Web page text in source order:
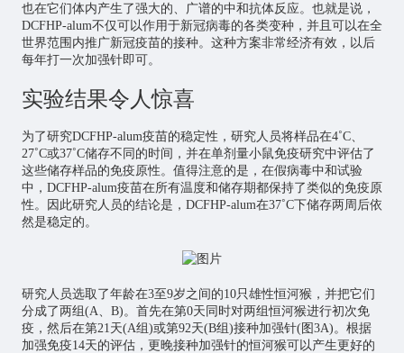
也在它们体内产生了强大的、广谱的中和抗体反应。也就是说，
DCFHP-alum不仅可以作用于新冠病毒的各类变种，并且可以在全
世界范围内推广新冠疫苗的接种。这种方案非常经济有效，以后
每年打一次加强针即可。
实验结果令人惊喜
为了研究DCFHP-alum疫苗的稳定性，研究人员将样品在4˚C、
27˚C或37˚C储存不同的时间，并在单剂量小鼠免疫研究中评估了
这些储存样品的免疫原性。值得注意的是，在假病毒中和试验
中，DCFHP-alum疫苗在所有温度和储存期都保持了类似的免疫原
性。因此研究人员的结论是，DCFHP-alum在37˚C下储存两周后依
然是稳定的。
研究人员选取了年龄在3至9岁之间的10只雄性恒河猴，并把它们
分成了两组(A、B)。首先在第0天同时对两组恒河猴进行初次免
疫，然后在第21天(A组)或第92天(B组)接种加强针(图3A)。根据
加强免疫14天的评估，更晚接种加强针的恒河猴可以产生更好的